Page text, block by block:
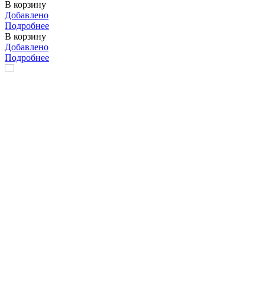
В корзину
Добавлено
Подробнее
В корзину
Добавлено
Подробнее